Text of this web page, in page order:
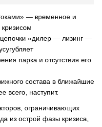
— временное и
«дилер — лизинг —
парка и отсутствия его
состава в ближайшие
всего, наступит.
ограничивающих
из острой фазы кризиса,